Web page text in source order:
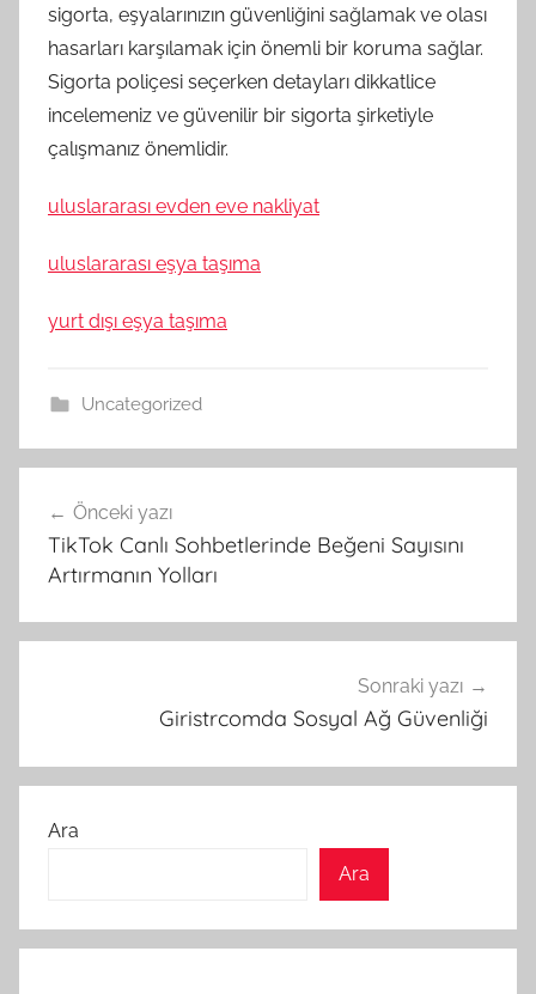
sigorta, eşyalarınızın güvenliğini sağlamak ve olası
hasarları karşılamak için önemli bir koruma sağlar.
Sigorta poliçesi seçerken detayları dikkatlice
incelemeniz ve güvenilir bir sigorta şirketiyle
çalışmanız önemlidir.
uluslararası evden eve nakliyat
uluslararası eşya taşıma
yurt dışı eşya taşıma
Uncategorized
gezinmesi
Önceki yazı
TikTok Canlı Sohbetlerinde Beğeni Sayısını
Artırmanın Yolları
Sonraki yazı
Giristrcomda Sosyal Ağ Güvenliği
Ara
Ara